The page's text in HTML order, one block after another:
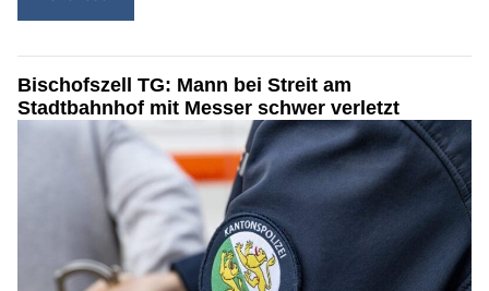
Bischofszell TG: Mann bei Streit am
Stadtbahnhof mit Messer schwer verletzt